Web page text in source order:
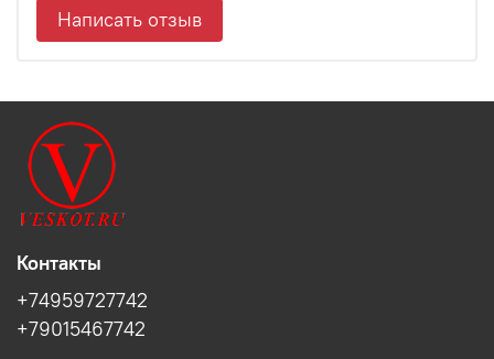
Написать отзыв
Контакты
+74959727742
+79015467742